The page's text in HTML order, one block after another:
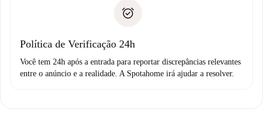
Débito direto bancário
não comunicar nenhum problema.
Política de Verificação 24h
Você tem 24h após a entrada para reportar discrepâncias relevantes
entre o anúncio e a realidade. A Spotahome irá ajudar a resolver.